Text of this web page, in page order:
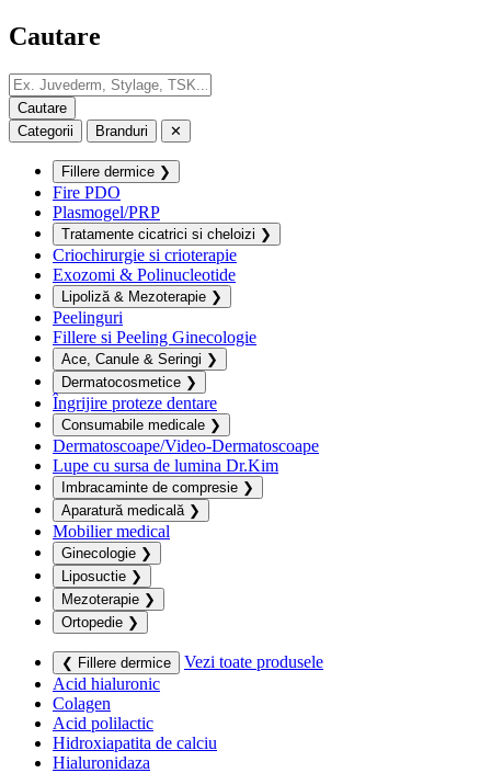
Cautare
Categorii Branduri ✕
Fillere dermice ❯
Fire PDO
Plasmogel/PRP
Tratamente cicatrici si cheloizi ❯
Criochirurgie si crioterapie
Exozomi & Polinucleotide
Lipoliză & Mezoterapie ❯
Peelinguri
Fillere si Peeling Ginecologie
Ace, Canule & Seringi ❯
Dermatocosmetice ❯
Îngrijire proteze dentare
Consumabile medicale ❯
Dermatoscoape/Video-Dermatoscoape
Lupe cu sursa de lumina Dr.Kim
Imbracaminte de compresie ❯
Aparatură medicală ❯
Mobilier medical
Ginecologie ❯
Liposuctie ❯
Mezoterapie ❯
Ortopedie ❯
❮ Fillere dermice
Vezi toate produsele
Acid hialuronic
Colagen
Acid polilactic
Hidroxiapatita de calciu
Hialuronidaza